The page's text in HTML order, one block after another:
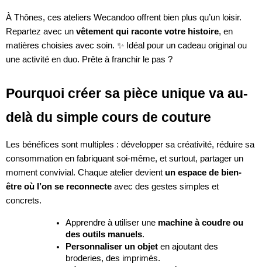
À Thônes, ces ateliers Wecandoo offrent bien plus qu’un loisir.
Repartez avec un vêtement qui raconte votre histoire, en
matières choisies avec soin. ✨ Idéal pour un cadeau original ou
une activité en duo. Prête à franchir le pas ?
Pourquoi créer sa pièce unique va au-
delà du simple cours de couture
Les bénéfices sont multiples : développer sa créativité, réduire sa
consommation en fabriquant soi-même, et surtout, partager un
moment convivial. Chaque atelier devient un espace de bien-
être où l’on se reconnecte avec des gestes simples et
concrets.
Apprendre à utiliser une machine à coudre ou
des outils manuels.
Personnaliser un objet en ajoutant des
broderies, des imprimés.